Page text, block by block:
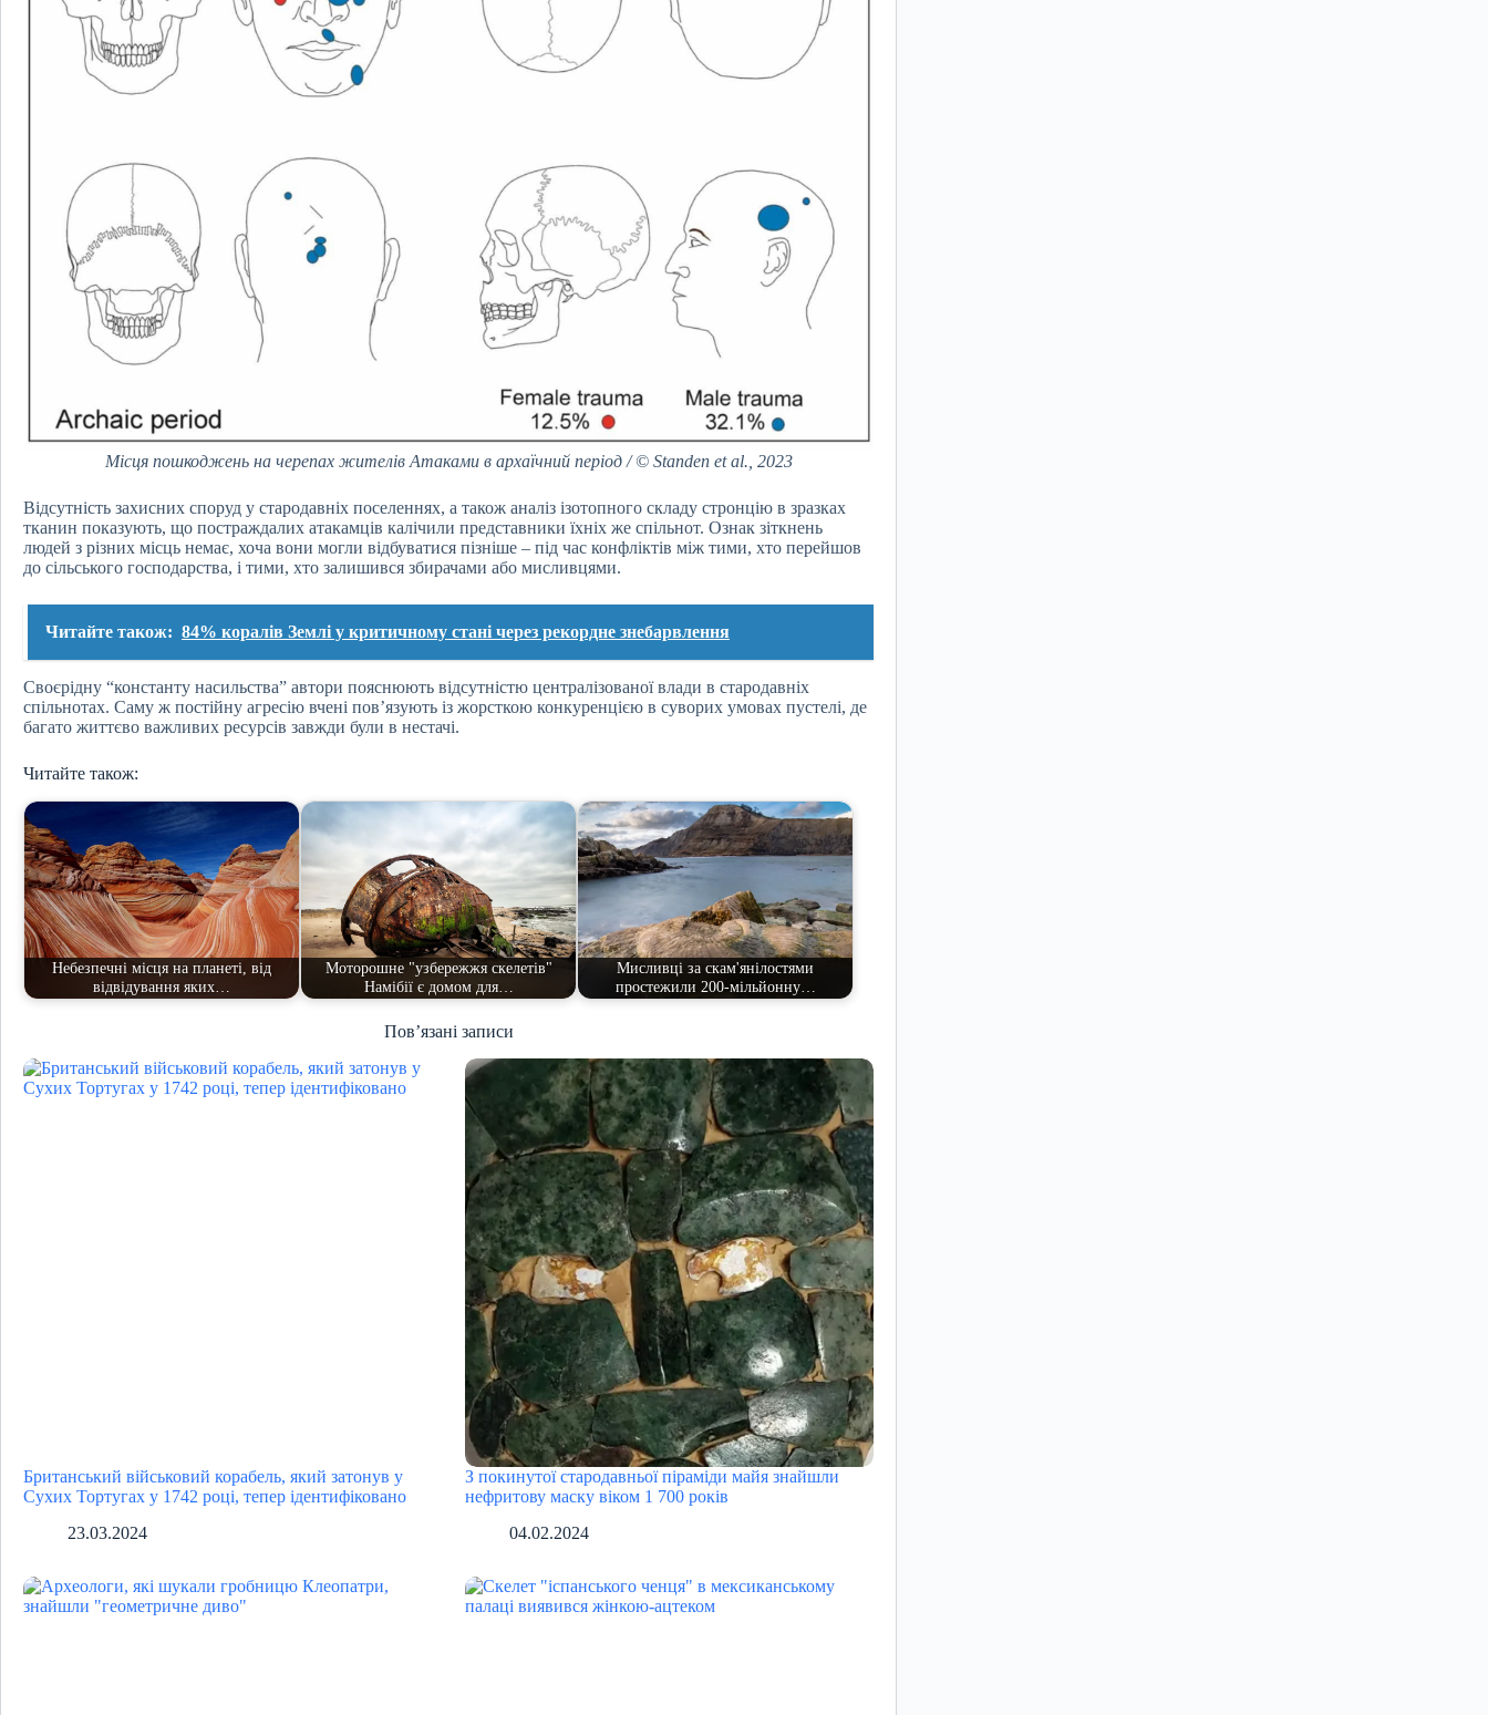
Місця пошкоджень на черепах жителів Атаками в архаїчний період / © Standen et al., 2023
Відсутність захисних споруд у стародавніх поселеннях, а також аналіз ізотопного складу стронцію в зразках
тканин показують, що постраждалих атакамців калічили представники їхніх же спільнот. Ознак зіткнень
людей з різних місць немає, хоча вони могли відбуватися пізніше – під час конфліктів між тими, хто перейшов
до сільського господарства, і тими, хто залишився збирачами або мисливцями.
Читайте також: 84% коралів Землі у критичному стані через рекордне знебарвлення
Своєрідну “константу насильства” автори пояснюють відсутністю централізованої влади в стародавніх
спільнотах. Саму ж постійну агресію вчені пов’язують із жорсткою конкуренцією в суворих умовах пустелі, де
багато життєво важливих ресурсів завжди були в нестачі.
Читайте також:
Небезпечні місця на планеті, від
відвідування яких…
Моторошне "узбережжя скелетів"
Намібії є домом для…
Мисливці за скам'янілостями
простежили 200-мільйонну…
Пов’язані записи
Британський військовий корабель, який затонув у
Сухих Тортугах у 1742 році, тепер ідентифіковано
23.03.2024
З покинутої стародавньої піраміди майя знайшли
нефритову маску віком 1 700 років
04.02.2024